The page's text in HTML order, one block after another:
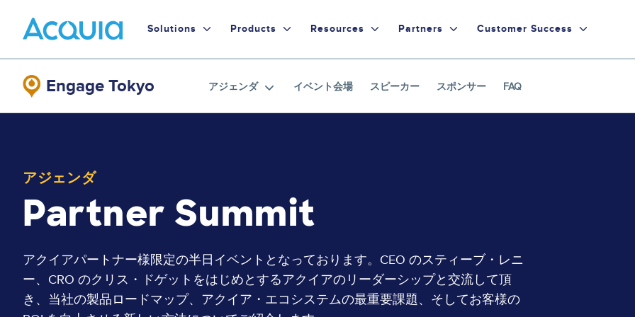
main
content
Primary
Menu
Solutions Products Resources Partners Customer Success
Engage Tokyo アジェンダ イベント会場 スピーカー スポンサー FAQ
アジェンダ
Partner Summit
アクイアパートナー様限定の半日イベントとなっております。CEO のスティーブ・レニ
ー、CRO のクリス・ドゲットをはじめとするアクイアのリーダーシップと交流して頂
き、当社の製品ロードマップ、アクイア・エコシステムの最重要課題、そしてお客様の